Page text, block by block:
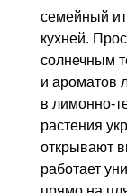
в лимонно-
растения
открывают
работает
прямо на